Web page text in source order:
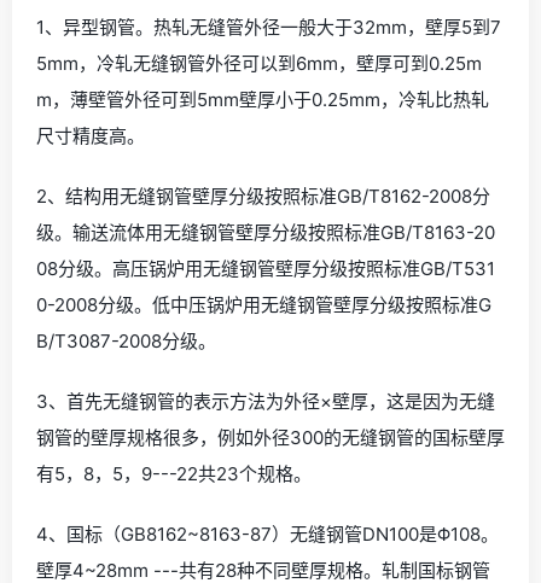
1、异型钢管。热轧无缝管外径一般大于32mm，壁厚5到7
5mm，冷轧无缝钢管外径可以到6mm，壁厚可到0.25m
m，薄壁管外径可到5mm壁厚小于0.25mm，冷轧比热轧
尺寸精度高。
2、结构用无缝钢管壁厚分级按照标准GB/T8162-2008分
级。输送流体用无缝钢管壁厚分级按照标准GB/T8163-20
08分级。高压锅炉用无缝钢管壁厚分级按照标准GB/T531
0-2008分级。低中压锅炉用无缝钢管壁厚分级按照标准G
B/T3087-2008分级。
3、首先无缝钢管的表示方法为外径×壁厚，这是因为无缝
钢管的壁厚规格很多，例如外径300的无缝钢管的国标壁厚
有5，8，5，9---22共23个规格。
4、国标（GB8162~8163-87）无缝钢管DN100是Φ108。
壁厚4~28mm ---共有28种不同壁厚规格。轧制国标钢管